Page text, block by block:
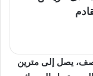
يصل إلى مترين